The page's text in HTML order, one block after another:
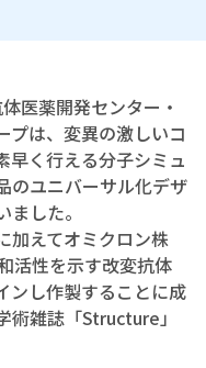
医薬開発センター・
プは、変異の激しいコ
早く行える分子シミュ
のユニバーサル化デザ
した。
加えてオミクロン株
活性を示す改変抗体
ンし作製することに成
術雑誌「Structure」